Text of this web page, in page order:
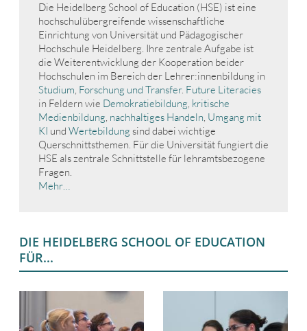
Die Heidelberg School of Education (HSE) ist eine
hochschulübergreifende wissenschaftliche
Einrichtung von Universität und Pädagogischer
Hochschule Heidelberg. Ihre zentrale Aufgabe ist
die Weiterentwicklung der Kooperation beider
Hochschulen im Bereich der Lehrer:innenbildung in
Studium, Forschung und Transfer. Future Literacies
in Feldern wie Demokratiebildung, kritische
Medienbildung, nachhaltiges Handeln, Umgang mit
KI und Wertebildung sind dabei wichtige
Querschnittsthemen. Für die Universität fungiert die
HSE als zentrale Schnittstelle für lehramtsbezogene
Fragen.
Mehr…
DIE HEIDELBERG SCHOOL OF EDUCATION
FÜR...